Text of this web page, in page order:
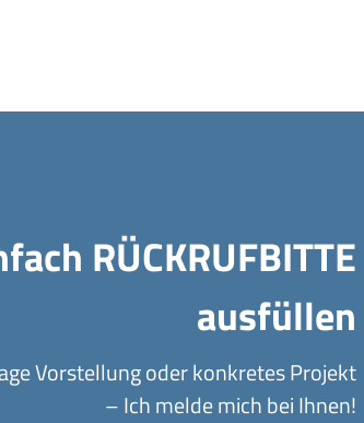
RÜCKRUFBITTE
ausfüllen
Vorstellung oder konkretes Projekt
– Ich melde mich bei Ihnen!